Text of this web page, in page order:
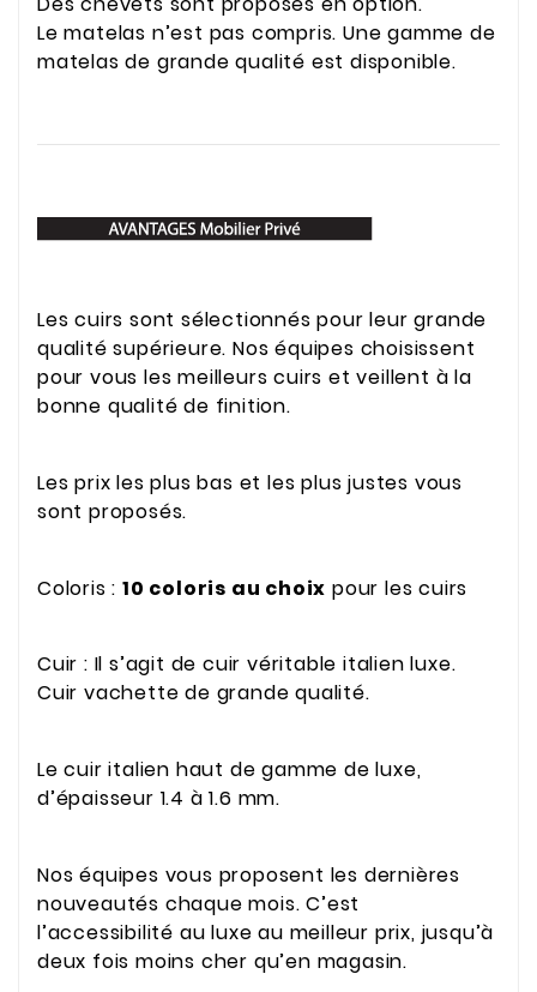
Le matelas n’est pas compris. Une gamme de
matelas de grande qualité est disponible.
Les cuirs sont sélectionnés pour leur grande
qualité supérieure. Nos équipes choisissent
pour vous les meilleurs cuirs et veillent à la
bonne qualité de finition.
Les prix les plus bas et les plus justes vous
sont proposés.
Coloris : 10 coloris au choix pour les cuirs
Cuir : Il s’agit de cuir véritable italien luxe.
Cuir vachette de grande qualité.
Le cuir italien haut de gamme de luxe,
d’épaisseur 1.4 à 1.6 mm.
Nos équipes vous proposent les dernières
nouveautés chaque mois. C’est
l’accessibilité au luxe au meilleur prix, jusqu’à
deux fois moins cher qu’en magasin.